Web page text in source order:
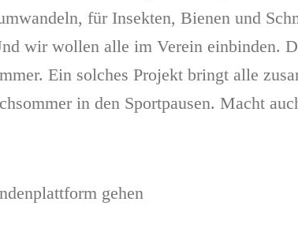
für Insekten, Bienen und
wir wollen alle im Verein einbinden.
Ein solches Projekt bringt alle
in den Sportpausen. Macht
gehen